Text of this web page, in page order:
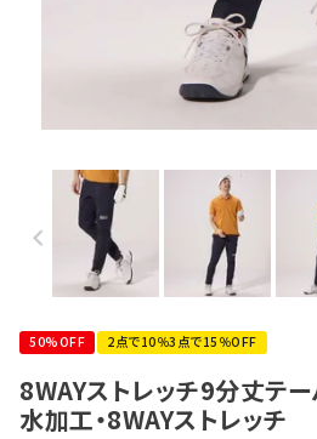
50%OFF 2点で10％3点で15％OFF
8WAYストレッチ9分丈テ
水加工・8WAYストレッチ